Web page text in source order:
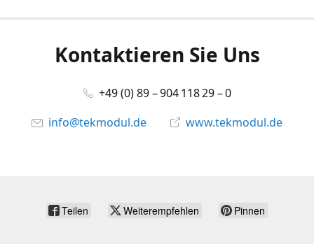
Kontaktieren Sie Uns
+49 (0) 89 – 904 118 29 – 0
info@tekmodul.de
www.tekmodul.de
Teilen Weiterempfehlen Pinnen